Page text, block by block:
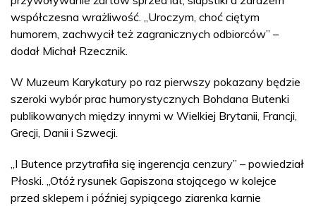
współczesna wrażliwość. „Uroczym, choć ciętym
humorem, zachwycił też zagranicznych odbiorców” –
dodał Michał Rzecznik.
W Muzeum Karykatury po raz pierwszy pokazany będzie
szeroki wybór prac humorystycznych Bohdana Butenki
publikowanych między innymi w Wielkiej Brytanii, Francji,
Grecji, Danii i Szwecji.
„I Butence przytrafiła się ingerencja cenzury” – powiedział
Płoski. „Otóż rysunek Gapiszona stojącego w kolejce
przed sklepem i później sypiącego ziarenka karnie